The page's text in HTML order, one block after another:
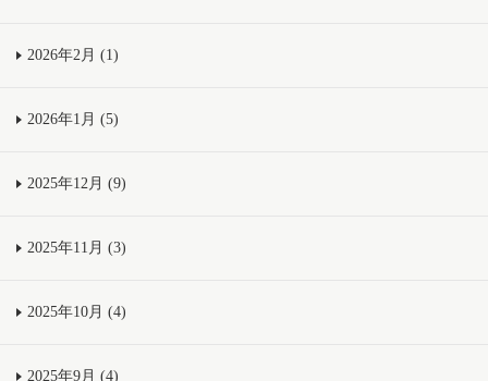
2026年2月 (1)
2026年1月 (5)
2025年12月 (9)
2025年11月 (3)
2025年10月 (4)
2025年9月 (4)